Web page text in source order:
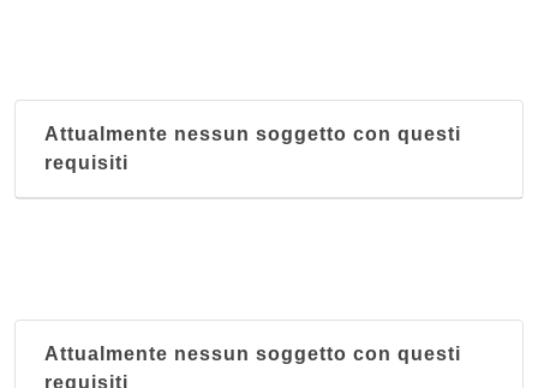
Attualmente nessun soggetto con questi
requisiti
Attualmente nessun soggetto con questi
requisiti